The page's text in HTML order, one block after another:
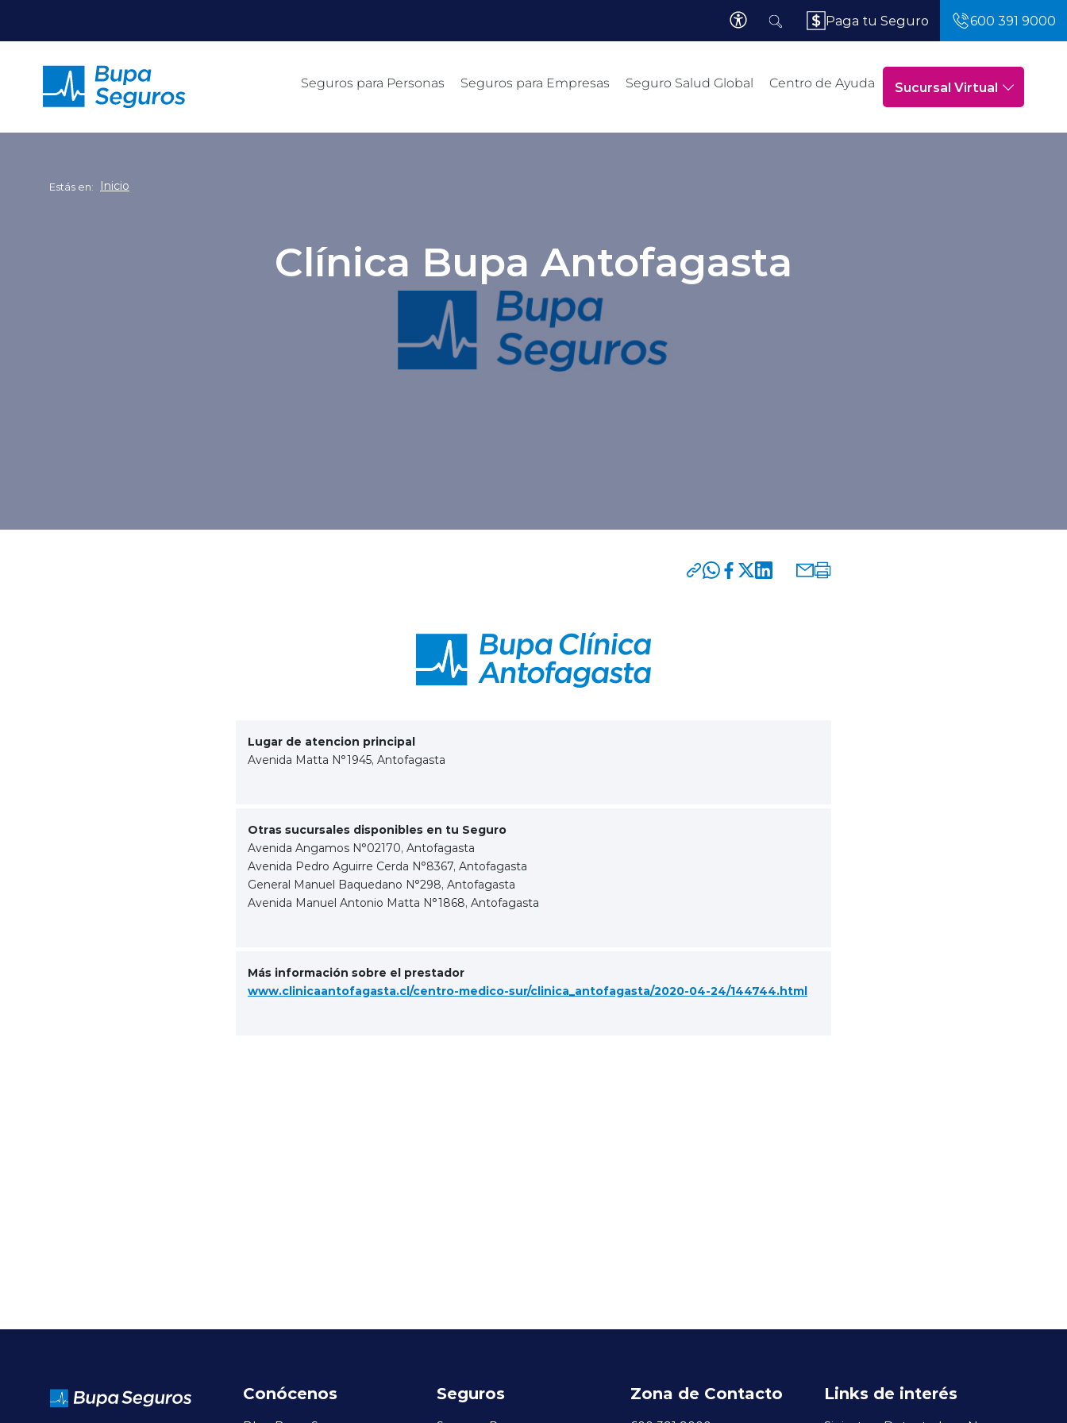
Paga tu Seguro
600 391 9000
Seguros para Personas Seguros para Empresas Seguro Salud Global Centro de Ayuda Sucursal Virtual
Estás en: Inicio
Clínica Bupa Antofagasta
Lugar de atencion principal
Avenida Matta N°1945, Antofagasta
Otras sucursales disponibles en tu Seguro
Avenida Angamos N°02170, Antofagasta
Avenida Pedro Aguirre Cerda N°8367, Antofagasta
General Manuel Baquedano N°298, Antofagasta
Avenida Manuel Antonio Matta N°1868, Antofagasta
Más información sobre el prestador
www.clinicaantofagasta.cl/centro-medico-sur/clinica_antofagasta/2020-04-24/144744.html
Conócenos Seguros Zona de Contacto Links de interés